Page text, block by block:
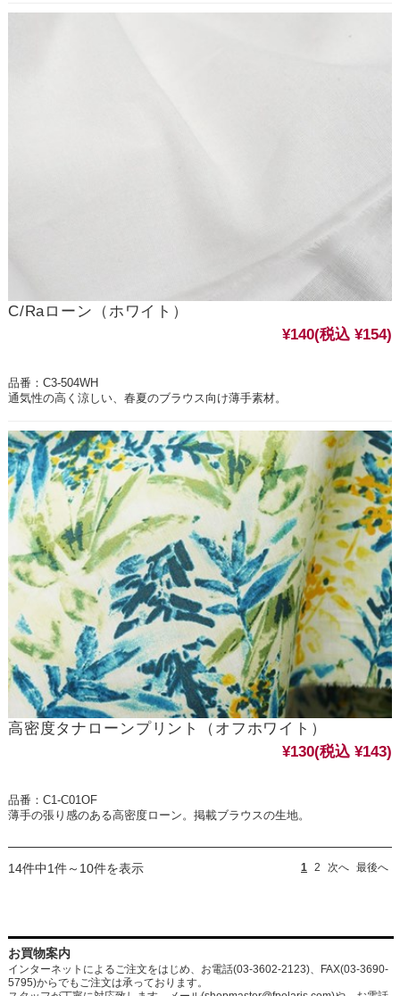
C/Raローン（ホワイト）
¥140(税込 ¥154)
品番：C3-504WH
通気性の高く涼しい、春夏のブラウス向け薄手素材。
高密度タナローンプリント（オフホワイト）
¥130(税込 ¥143)
品番：C1-C01OF
薄手の張り感のある高密度ローン。掲載ブラウスの生地。
14件中1件～10件を表示 1 2 次へ 最後へ
お買物案内
インターネットによるご注文をはじめ、お電話(03-3602-2123)、FAX(03-3690-
5795)からでもご注文は承っております。